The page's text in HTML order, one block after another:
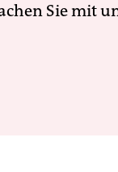
Sie mit